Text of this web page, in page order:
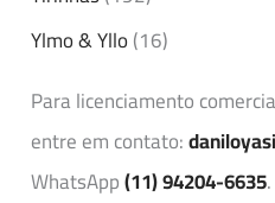
Ylmo & Yllo(16)
Para licenciamento
entre em contato:
WhatsApp(11) 94204-6635.